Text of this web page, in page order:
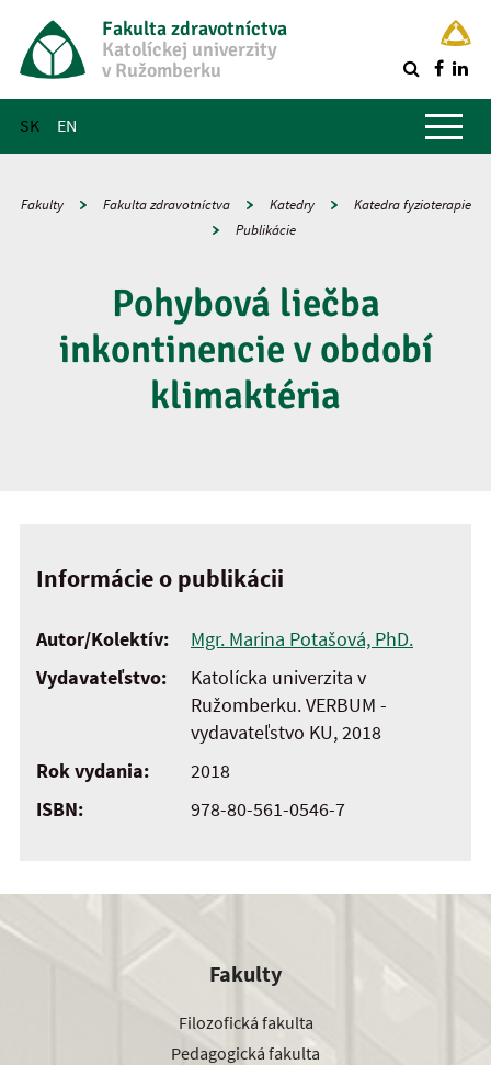
Fakulta zdravotníctva
Katolíckej univerzity
v Ružomberku
SK EN
Hlavné menu
Fakulty Fakulta zdravotníctva Katedry
Katedra fyzioterapie
Publikácie
Pohybová liečba
inkontinencie v období
klimaktéria
Informácie o publikácii
Autor/Kolektív:
Mgr. Marina Potašová, PhD.
Vydavateľstvo:
Katolícka univerzita v
Ružomberku. VERBUM -
vydavateľstvo KU, 2018
Rok vydania:
2018
ISBN:
978-80-561-0546-7
Fakulty
Filozofická fakulta
Pedagogická fakulta